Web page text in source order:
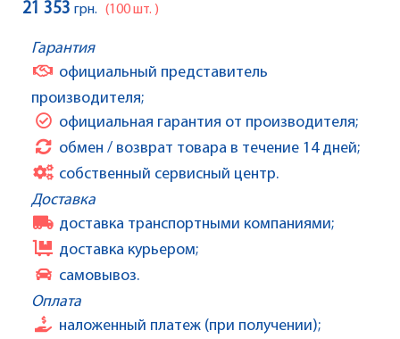
21 353 грн. (100 шт. )
Гарантия
официальный представитель
производителя;
официальная гарантия от производителя;
обмен / возврат товара в течение 14 дней;
собственный сервисный центр.
Доставка
доставка транспортными компаниями;
доставка курьером;
самовывоз.
Оплата
наложенный платеж (при получении);